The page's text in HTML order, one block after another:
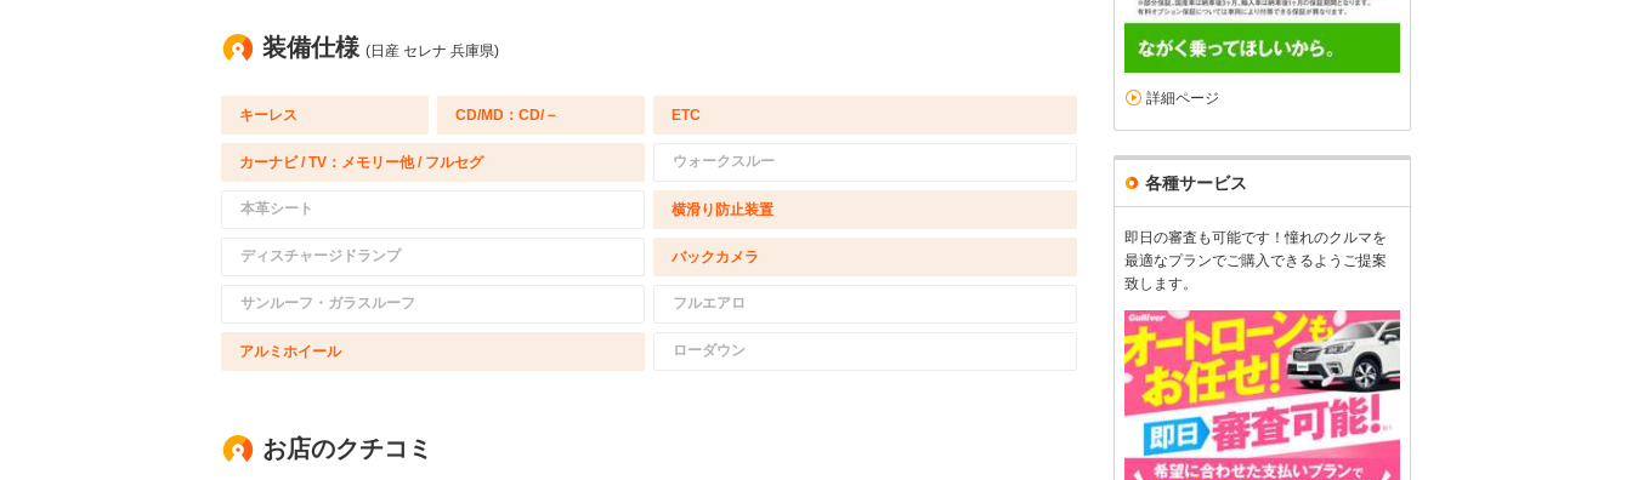
装備仕様 (日産 セレナ 兵庫県)
キーレス CD/MD：CD/－ ETC
カーナビ / TV：メモリー他 / フルセグ ウォークスルー
本革シート 横滑り防止装置
ディスチャージドランプ バックカメラ
サンルーフ・ガラスルーフ フルエアロ
アルミホイール ローダウン
お店のクチコミ
詳細ページ
各種サービス
即日の審査も可能です！憧れのクルマを
最適なプランでご購入できるようご提案
致します。